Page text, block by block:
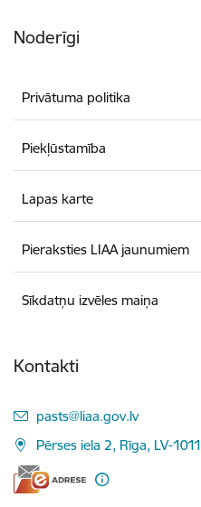
Noderīgi
Privātuma politika
Piekļūstamība
Lapas karte
Pieraksties LIAA jaunumiem
Sīkdatņu izvēles maiņa
Kontakti
E-pasts:
pasts@liaa.gov.lv
Pērses iela 2, Rīga, LV-1011